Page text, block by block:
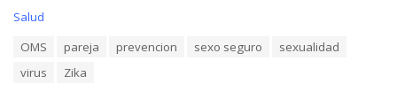
C
Salud
OMS pareja prevencion sexo seguro
sexualidad
virus
Zika